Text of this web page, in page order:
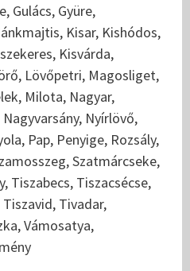
Gulács, Gyüre,
Kisar, Kishódos,
Kisvárda,
Lövőpetri, Magosliget,
Milota, Nagyar,
Nyírlövő,
Pap, Penyige, Rozsály,
Szatmárcseke,
Tiszabecs, Tiszacsécse,
Tivadar,
Vámosatya,